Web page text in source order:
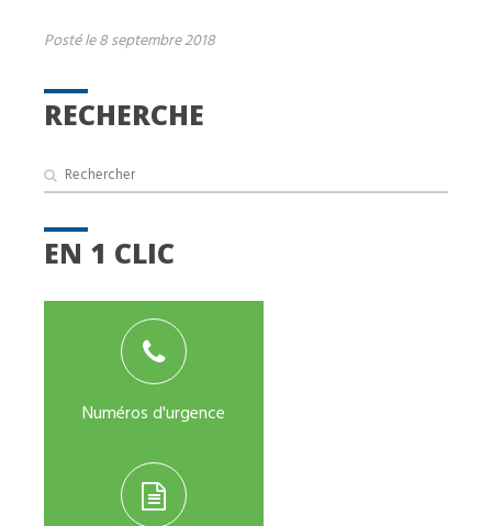
RECHERCHE
EN 1 CLIC
Numéros d'urgence
Posté le 8 septembre 2018